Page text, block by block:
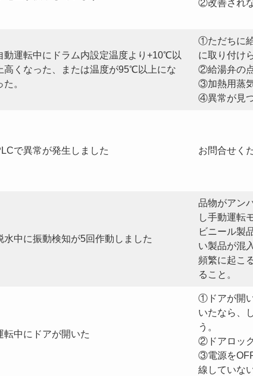
②改善され
動運転中にドラム内設定温度より+10℃以
上高くなった、または温度が95℃以上にな
た。
①ただちに
に取り付け
②給湯弁の
③加熱用蒸
④異常が見
で異常が発生しました お問合せく
水中に振動検知が5回作動しました
品物がアン
し手動運転
ビニール製
い製品が混
頻繁に起こ
ること。
転中にドアが開いた
①ドアが開
いたなら、
う。
②ドアロッ
③電源を
線していな